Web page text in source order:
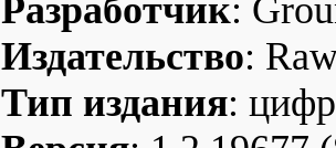
Разработчик:
Издательство:
Тип издания: